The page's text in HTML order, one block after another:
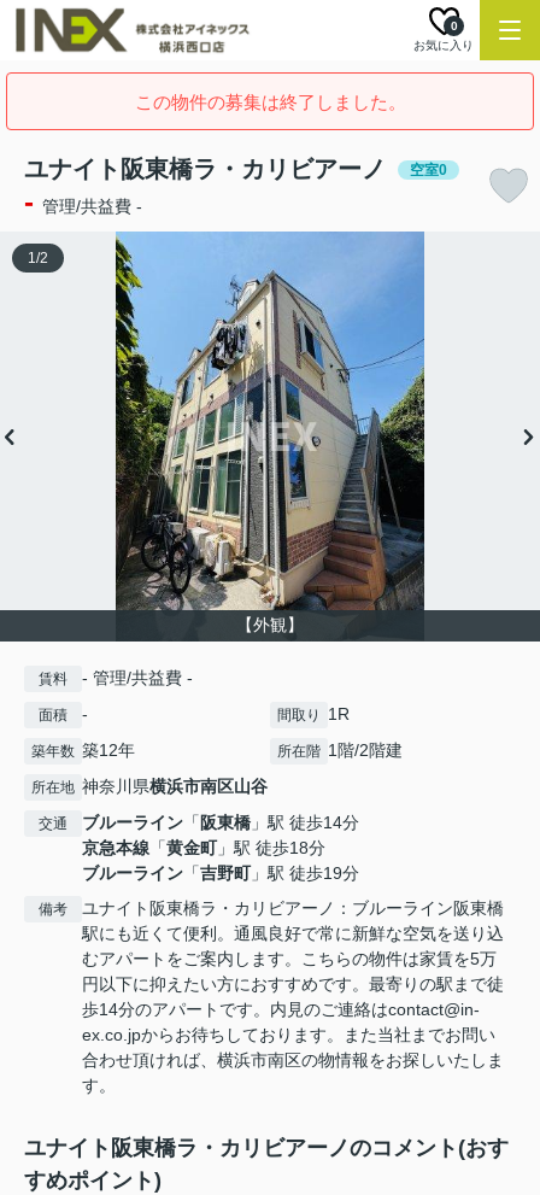
お気に入り
0
この物件の募集は終了しました。
ユナイト阪東橋ラ・カリビアーノ 空室0
- 管理/共益費 -
【外観】
1/2
賃料 - 管理/共益費 -
面積 - 間取り 1R
築年数 築12年 所在階 1階/2階建
所在地 神奈川県横浜市南区山谷
交通 ブルーライン 「 阪東橋 」駅 徒歩14分
京急本線 「黄金町」駅 徒歩18分
ブルーライン 「吉野町」駅 徒歩19分
備考
ユナイト阪東橋ラ・カリビアーノ：ブルーライン阪東橋
駅にも近くて便利。通風良好で常に新鮮な空気を送り込
むアパートをご案内します。こちらの物件は家賃を5万
円以下に抑えたい方におすすめです。最寄りの駅まで徒
歩14分のアパートです。内見のご連絡はcontact@in-
ex.co.jpからお待ちしております。また当社までお問い
合わせ頂ければ、横浜市南区の物情報をお探しいたしま
す。
ユナイト阪東橋ラ・カリビアーノのコメント(おす
すめポイント)